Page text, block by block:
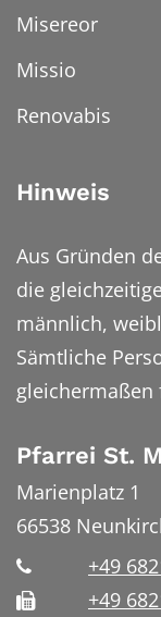
Misereor
Missio
Renovabis
Hinweis
Aus Gründen
die
männlich,
Sämtliche
gleichermaßen
Pfarrei St.
Marienplatz 1
66538
+49
+49